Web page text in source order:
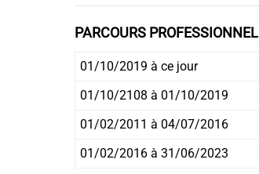
PARCOURS
01/10/2019 à ce jour
01/10/2108 à 01/10/2019
01/02/2011 à 04/07/2016
01/02/2016 à 31/06/2023